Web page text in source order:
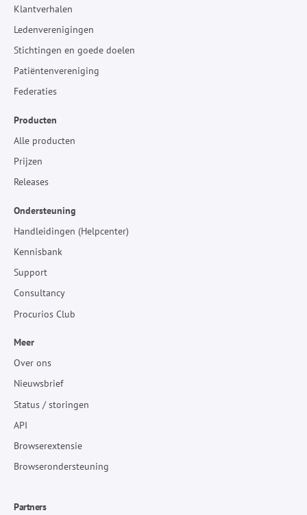
Klantverhalen
Ledenverenigingen
Stichtingen en goede doelen
Patiëntenvereniging
Federaties
Producten
Alle producten
Prijzen
Releases
Ondersteuning
Handleidingen (Helpcenter)
Kennisbank
Support
Consultancy
Procurios Club
Meer
Over ons
Nieuwsbrief
Status / storingen
API
Browserextensie
Browserondersteuning
Partners